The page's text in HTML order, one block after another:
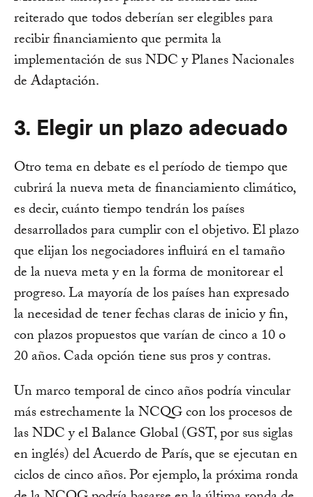
reiterado que todos deberían ser elegibles para
recibir financiamiento que permita la
implementación de sus NDC y Planes Nacionales
de Adaptación.
3. Elegir un plazo adecuado
Otro tema en debate es el período de tiempo que
cubrirá la nueva meta de financiamiento climático,
es decir, cuánto tiempo tendrán los países
desarrollados para cumplir con el objetivo. El plazo
que elijan los negociadores influirá en el tamaño
de la nueva meta y en la forma de monitorear el
progreso. La mayoría de los países han expresado
la necesidad de tener fechas claras de inicio y fin,
con plazos propuestos que varían de cinco a 10 o
20 años. Cada opción tiene sus pros y contras.
Un marco temporal de cinco años podría vincular
más estrechamente la NCQG con los procesos de
las NDC y el Balance Global (GST, por sus siglas
en inglés) del Acuerdo de París, que se ejecutan en
ciclos de cinco años. Por ejemplo, la próxima ronda